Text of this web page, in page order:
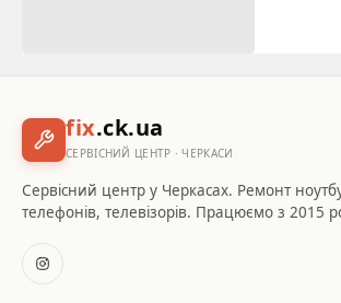
fix.ck.ua
СЕРВІСНИЙ ЦЕНТР · ЧЕРКАСИ
Сервісний центр у Черкасах. Ремонт
телефонів, телевізорів. Працюємо з 2015